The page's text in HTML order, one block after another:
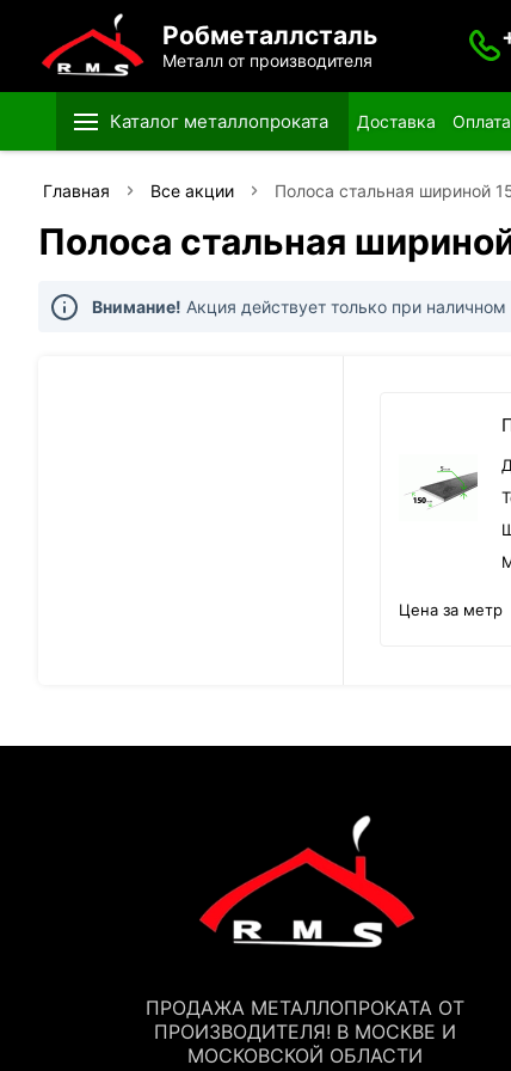
Робметаллсталь
Металл от производителя
Каталог металлопроката Доставка Оплата
Главная Все акции Полоса стальная шириной
Полоса стальная
Внимание! Акция действует только при
Цена за метр
ПРОДАЖА МЕТАЛЛОПРОКАТА ОТ
ПРОИЗВОДИТЕЛЯ! В МОСКВЕ И
МОСКОВСКОЙ ОБЛАСТИ